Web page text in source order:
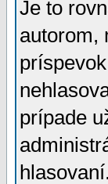
Je to
autorom,
prípade
hlasovaní.